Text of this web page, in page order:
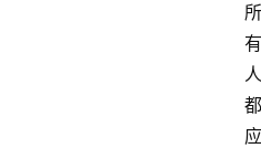
所
有
人
都
应